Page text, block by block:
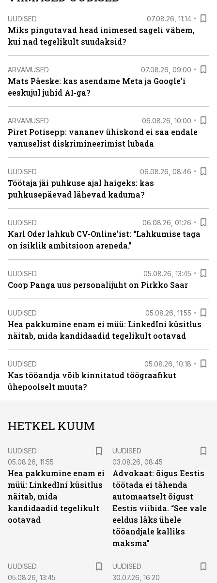
UUDISED 07.08.26, 11:14
Miks pingutavad head inimesed sageli vähem,
kui nad tegelikult suudaksid?
ARVAMUSED 07.08.26, 09:00
Mats Päeske: kas asendame Meta ja Google’i
eeskujul juhid AI-ga?
ARVAMUSED 06.08.26, 10:00
Piret Potisepp: vananev ühiskond ei saa endale
vanuselist diskrimineerimist lubada
UUDISED 06.08.26, 08:46
Töötaja jäi puhkuse ajal haigeks: kas
puhkusepäevad lähevad kaduma?
UUDISED 06.08.26, 01:26
Karl Oder lahkub CV-Online’ist: “Lahkumise taga
on isiklik ambitsioon areneda.”
UUDISED 05.08.26, 13:45
Coop Panga uus personalijuht on Pirkko Saar
UUDISED 05.08.26, 11:55
Hea pakkumine enam ei müü: LinkedIni küsitlus
näitab, mida kandidaadid tegelikult ootavad
UUDISED 05.08.26, 10:18
Kas tööandja võib kinnitatud töögraafikut
ühepoolselt muuta?
HETKEL KUUM
UUDISED
05.08.26, 11:55
Hea pakkumine enam ei
müü: LinkedIni küsitlus
näitab, mida
kandidaadid tegelikult
ootavad
UUDISED
03.08.26, 08:45
Advokaat: õigus Eestis
töötada ei tähenda
automaatselt õigust
Eestis viibida. “See vale
eeldus läks ühele
tööandjale kalliks
maksma”
UUDISED
05.08.26, 13:45
UUDISED
30.07.26, 16:20